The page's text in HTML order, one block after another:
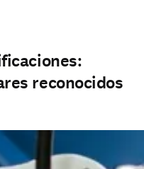
reconocidos